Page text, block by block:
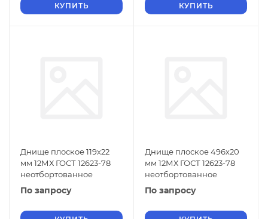
КУПИТЬ КУПИТЬ
Днище плоское 119х22
мм 12МХ ГОСТ 12623-78
неотбортованное
По запросу
Днище плоское 496х20
мм 12МХ ГОСТ 12623-78
неотбортованное
По запросу